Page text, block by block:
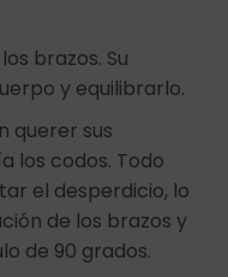
brazos. Su
y equilibrarlo.
querer sus
los codos. Todo
el desperdicio, lo
de los brazos y
de 90 grados.